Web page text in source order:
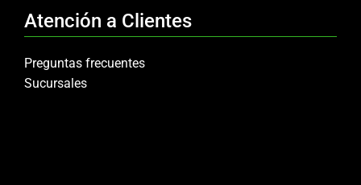
Atención a Clientes
Preguntas frecuentes
Sucursales